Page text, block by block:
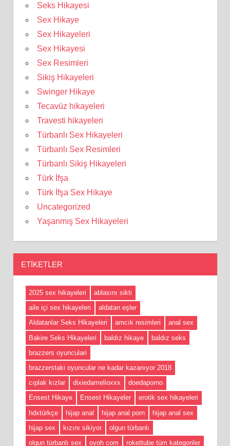
Seks Hikayesi
Sex Hikaye
Sex Hikayeleri
Sex Hikayesi
Sex Resimleri
Sikiş Hikayeleri
Swinger Hikaye
Tecavüz hikayeleri
Travesti hikayeleri
Türbanlı Sex Hikayeleri
Türbanlı Sex Resimleri
Türbanlı Sikiş Hikayeleri
Türk İfşa
Türk İfşa Sex Hikaye
Uncategorized
Yaşanmış Sex Hikayeleri
ETIKETLER
2025 sex hikayeleri
ablasını sikti
aile içi sex hikayeleri
aldatan eşler
Aldatanlar Seks Hikayeleri
amcık resimleri
anal sex
Bakire Seks Hikayeleri
baldız hikaye
baldız seks
brazzers oyunculari
brazzerstaki oyuncular ne kadar kazanıyor 2018
cıplak kızlar
dixiedamelioxxx
doedaporno
Ensest Hikaye
Ensest Hikayeler
erotik sex hikayeleri
hdxtürkçe
hijap anal hijap anal porn
hijap anal sex
hijap sex
kızını sikiyor
olgun türbanlı
olgun türbanlı sex
oyoh com rokettube tüm kategoriler